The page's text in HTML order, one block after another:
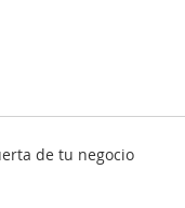
de tu negocio